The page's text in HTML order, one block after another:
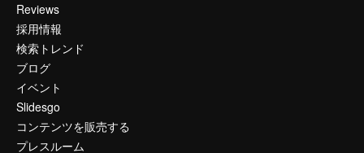
Reviews
採用情報
検索トレンド
ブログ
イベント
Slidesgo
コンテンツを販売する
プレスルーム